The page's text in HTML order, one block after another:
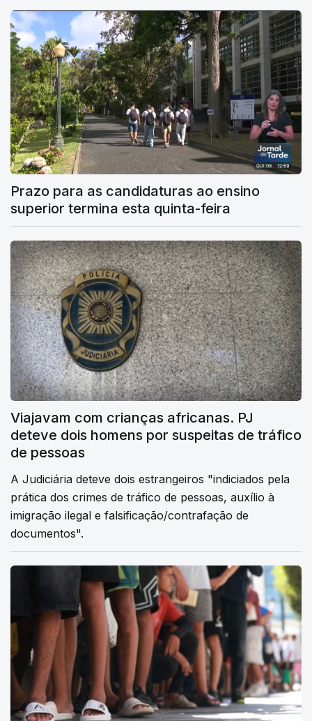
Prazo para as candidaturas ao ensino
superior termina esta quinta-feira
Viajavam com crianças africanas. PJ
deteve dois homens por suspeitas de tráfico
de pessoas
A Judiciária deteve dois estrangeiros "indiciados pela
prática dos crimes de tráfico de pessoas, auxílio à
imigração ilegal e falsificação/contrafação de
documentos".